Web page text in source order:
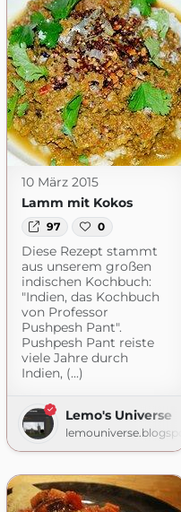
10 März 2015
Lamm mit Kokos
97 0
Diese Rezept stammt
aus unserem großen
indischen Kochbuch:
"Indien, das Kochbuch
von Professor
Pushpesh Pant".
Pushpesh Pant reiste
viele Jahre durch
Indien, (...)
Lemo's Universe